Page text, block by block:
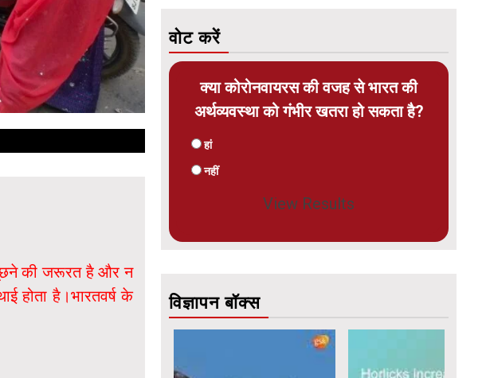
पूछने की जरूरत है और न
होता है।भारतवर्ष के
वोट करें
क्या कोरोनवायरस की वजह से भारत की
अर्थव्यवस्था को गंभीर खतरा हो सकता है?
हां
नहीं
View Results
विज्ञापन बॉक्स